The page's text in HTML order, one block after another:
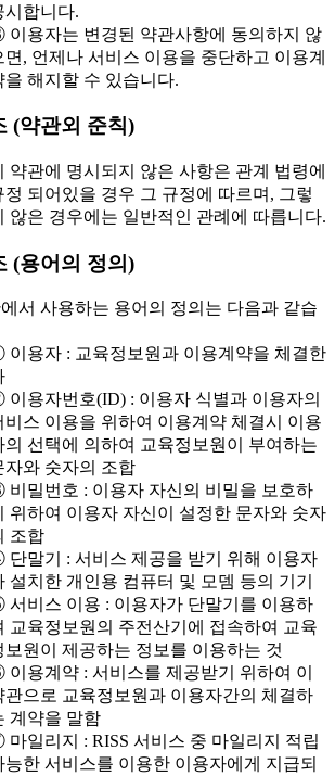
시합니다.
용자는 변경된 약관사항에 동의하지 않
면, 언제나 서비스 이용을 중단하고 이용계
을 해지할 수 있습니다.
(약관외 준칙)
약관에 명시되지 않은 사항은 관계 법령에
정 되어있을 경우 그 규정에 따르며, 그렇
않은 경우에는 일반적인 관례에 따릅니다.
(용어의 정의)
서 사용하는 용어의 정의는 다음과 같습
용자 : 교육정보원과 이용계약을 체결한
용자번호(ID) : 이용자 식별과 이용자의
비스 이용을 위하여 이용계약 체결시 이용
의 선택에 의하여 교육정보원이 부여하는
자와 숫자의 조합
밀번호 : 이용자 자신의 비밀을 보호하
위하여 이용자 자신이 설정한 문자와 숫자
조합
말기 : 서비스 제공을 받기 위해 이용자
설치한 개인용 컴퓨터 및 모뎀 등의 기기
비스 이용 : 이용자가 단말기를 이용하
교육정보원의 주전산기에 접속하여 교육
보원이 제공하는 정보를 이용하는 것
용계약 : 서비스를 제공받기 위하여 이
관으로 교육정보원과 이용자간의 체결하
계약을 말함
일리지 : RISS 서비스 중 마일리지 적립
능한 서비스를 이용한 이용자에게 지급되